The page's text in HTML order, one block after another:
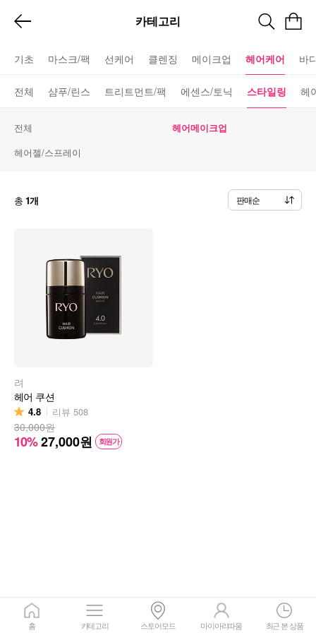
카테고리
기초 마스크/팩 선케어 클렌징 메이크업 헤어케어 바
전체 샴푸/린스 트리트먼트/팩 에센스/토닉 스타일링 헤
전체
헤어메이크업
헤어젤/스프레이
총 1개 판매순
려
헤어 쿠션
4.8 리뷰 508
30,000원
10%27,000원 회원가
홈 카테고리 스토어모드 마이아리따움 최근 본 상품